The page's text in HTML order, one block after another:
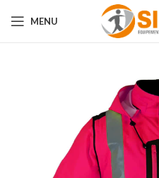
MENU